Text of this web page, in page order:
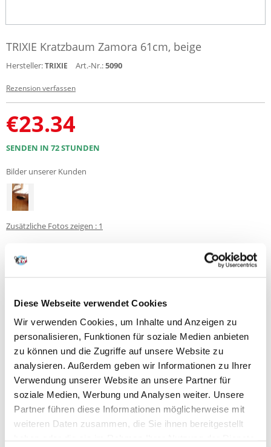
Diese Webseite verwendet Cookies
Wir verwenden Cookies, um Inhalte und Anzeigen zu
personalisieren, Funktionen für soziale Medien anbieten
zu können und die Zugriffe auf unsere Website zu
analysieren. Außerdem geben wir Informationen zu Ihrer
Verwendung unserer Website an unsere Partner für
soziale Medien, Werbung und Analysen weiter. Unsere
Partner führen diese Informationen möglicherweise mit
weiteren Daten zusammen, die Sie ihnen bereitgestellt
TRIXIE Kratzbaum Zamora 61cm, beige
Hersteller:TRIXIE Art.-Nr.:5090
Rezension verfassen
€23.34
SENDEN IN 72 STUNDEN
Bilder unserer Kunden
Zusätzliche Fotos zeigen : 1
Produktbeschreibung
Alleskönner. Er bietet Ihrer Katze eine Kuschel- und Schlafhöhle in die
kann. Der Kratzbaum verfügt zusätzlich über eine Aussichtsplattform,
auf der Ihr Stubentiger herauf klettern und die Sicht genießen kann. Die
Plattform und die Höhle sind mit einem Stamm verbunden. Der Stamm
ist mit Natursisal umwickelt und bietet Ihrer Katze eine ideale Fläche um
Ihr Krallen zu wetzen.
mit Plüsch-Bezug (Polyester)
Höhle mit Plüsch ausgestattet (Polyester)
Stamm mit Jute umwickelt
Maße: ø 8 × 60 cm